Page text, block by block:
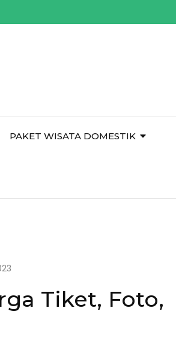
PAKET WISATA DOMESTIK
Tiket, Foto,